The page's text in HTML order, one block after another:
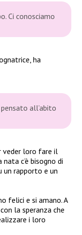
Ci conosciamo
ha
all’abito
veder loro fare il
c’è bisogno di
un rapporto e un
felici e si amano. A
la speranza che
i loro